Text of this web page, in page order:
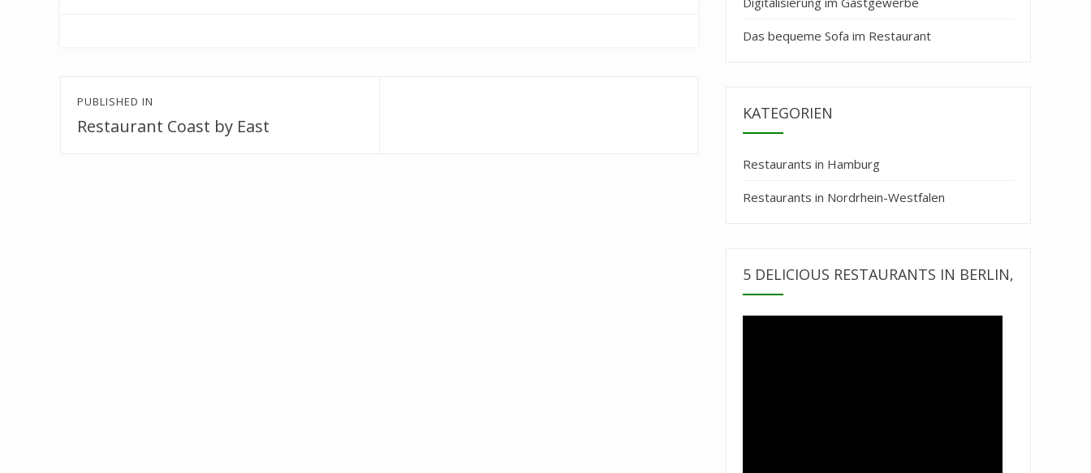
Beitragsnavigation
PUBLISHED IN
Restaurant Coast by East
Das bequeme Sofa im Restaurant
KATEGORIEN
Restaurants in Hamburg
Restaurants in Nordrhein-Westfalen
5 DELICIOUS RESTAURANTS IN BERLIN,